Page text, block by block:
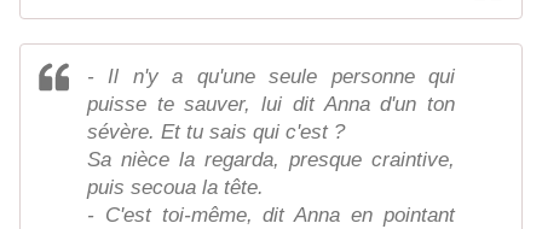
- Il n'y a qu'une seule personne qui
puisse te sauver, lui dit Anna d'un ton
sévère. Et tu sais qui c'est ?
Sa nièce la regarda, presque craintive,
puis secoua la tête.
- C'est toi-même, dit Anna en pointant